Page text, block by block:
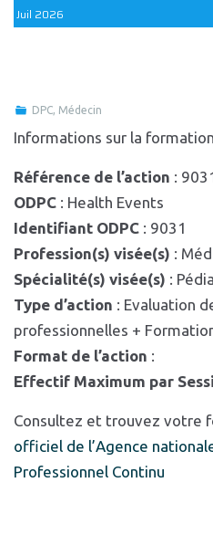
Juil 2026
DPC, Médecin
Informations sur la formation
Référence de l’action :
ODPC : Health Events
Identifiant ODPC : 9031
Profession(s) visée(s) :
Spécialité(s) visée(s) :
Type d’action : Evaluation
professionnelles +
Format de l’action :
Effectif Maximum par
Consultez et trouvez votre
officiel de l’Agence
Professionnel Continu